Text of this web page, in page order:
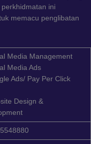
ini
memacu penglibatan
Media Management
Media Ads
Ads/ Pay Per Click
Design &